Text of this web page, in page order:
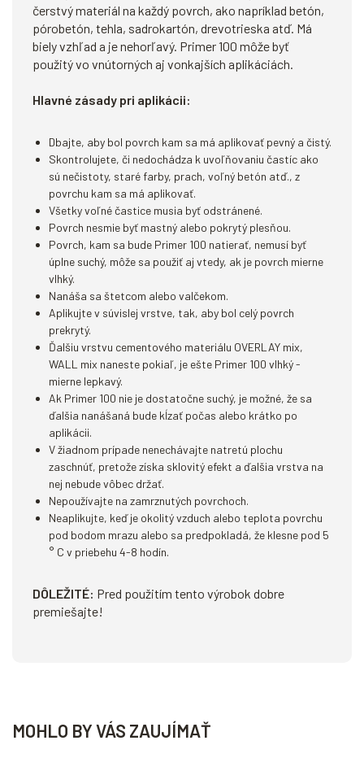
čerstvý materiál na každý povrch, ako napríklad betón,
pórobetón, tehla, sadrokartón, drevotrieska atď. Má
biely vzhľad a je nehorľavý. Primer 100 môže byť
použitý vo vnútorných aj vonkajších aplikáciách.
Hlavné zásady pri aplikácii:
Dbajte, aby bol povrch kam sa má aplikovať pevný a čistý.
Skontrolujete, či nedochádza k uvoľňovaniu častíc ako
sú nečistoty, staré farby, prach, voľný betón atď., z
povrchu kam sa má aplikovať.
Všetky voľné častice musia byť odstránené.
Povrch nesmie byť mastný alebo pokrytý plesňou.
Povrch, kam sa bude Primer 100 natierať, nemusí byť
úplne suchý, môže sa použiť aj vtedy, ak je povrch mierne
vlhký.
Nanáša sa štetcom alebo valčekom.
Aplikujte v súvislej vrstve, tak, aby bol celý povrch
prekrytý.
Ďalšiu vrstvu cementového materiálu OVERLAY mix,
WALL mix naneste pokiaľ, je ešte Primer 100 vlhký -
mierne lepkavý.
Ak Primer 100 nie je dostatočne suchý, je možné, že sa
ďalšia nanášaná bude kĺzať počas alebo krátko po
aplikácii.
V žiadnom prípade nenechávajte natretú plochu
zaschnúť, pretože získa sklovitý efekt a ďalšia vrstva na
nej nebude vôbec držať.
Nepoužívajte na zamrznutých povrchoch.
Neaplikujte, keď je okolitý vzduch alebo teplota povrchu
pod bodom mrazu alebo sa predpokladá, že klesne pod 5
° C v priebehu 4-8 hodín.
DÔLEŽITÉ: Pred použitím tento výrobok dobre
premiešajte!
MOHLO BY VÁS ZAUJÍMAŤ